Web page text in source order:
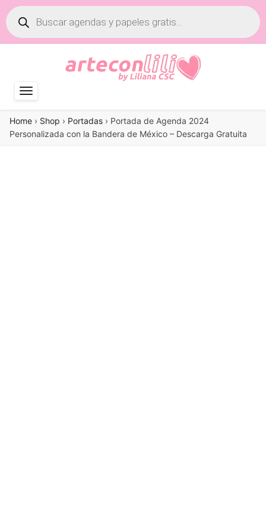
Búsqueda
de
productos
Home › Shop › Portadas › Portada de Agenda 2024
Personalizada con la Bandera de México – Descarga Gratuita